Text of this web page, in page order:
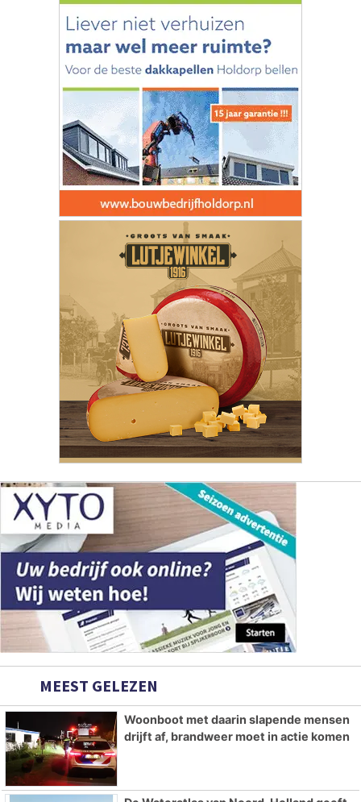
MEEST GELEZEN
Woonboot met daarin slapende mensen
drijft af, brandweer moet in actie komen